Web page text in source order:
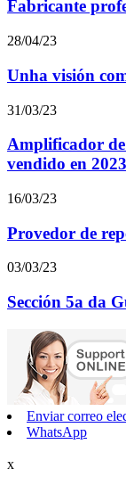
Fabricante
28/04/23
Unha visión
31/03/23
Amplificador
vendido en 2023
16/03/23
Provedor de
03/03/23
Sección 5a da
Enviar correo
WhatsApp
x